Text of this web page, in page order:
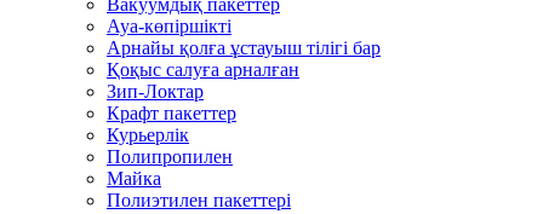
Ауа-көпіршікті
Арнайы қолға ұстауыш тілігі бар
Қоқыс салуға арналған
Зип-Локтар
Крафт пакеттер
Курьерлік
Полипропилен
Майка
Полиэтилен пакеттері